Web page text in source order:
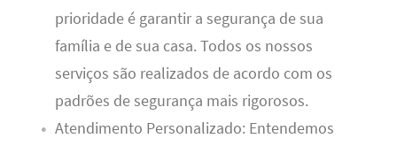
prioridade é garantir a segurança de sua
família e de sua casa. Todos os nossos
serviços são realizados de acordo com os
padrões de segurança mais rigorosos.
Atendimento Personalizado: Entendemos